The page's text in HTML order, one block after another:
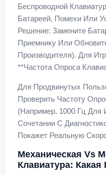
Беспроводной
Батареей, Помехи Или
Решение: Замените
Приемнику Или
Производителя). Для
**частота Опроса
Для Продвинутых
Проверить Частоту
(например, 1000 Гц
Сочетании С
Покажет Реальную
Механическая Vs
Клавиатура: